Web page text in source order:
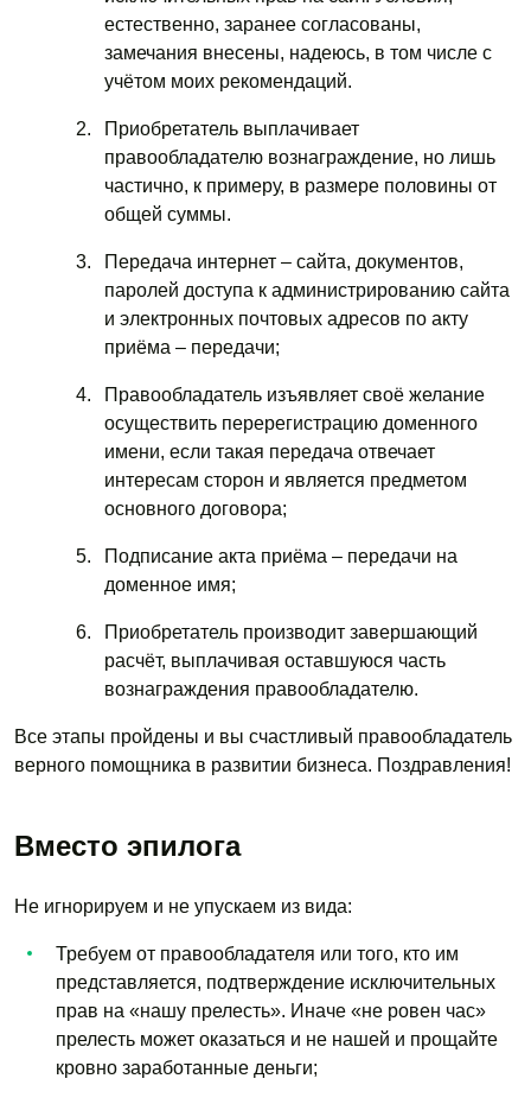
естественно, заранее согласованы,
замечания внесены, надеюсь, в том числе с
учётом моих рекомендаций.
Приобретатель выплачивает
правообладателю вознаграждение, но лишь
частично, к примеру, в размере половины от
общей суммы.
Передача интернет – сайта, документов,
паролей доступа к администрированию сайта
и электронных почтовых адресов по акту
приёма – передачи;
Правообладатель изъявляет своё желание
осуществить перерегистрацию доменного
имени, если такая передача отвечает
интересам сторон и является предметом
основного договора;
Подписание акта приёма – передачи на
доменное имя;
Приобретатель производит завершающий
расчёт, выплачивая оставшуюся часть
вознаграждения правообладателю.
Все этапы пройдены и вы счастливый правообладатель
верного помощника в развитии бизнеса. Поздравления!
Вместо эпилога
Не игнорируем и не упускаем из вида:
Требуем от правообладателя или того, кто им
представляется, подтверждение исключительных
прав на «нашу прелесть». Иначе «не ровен час»
прелесть может оказаться и не нашей и прощайте
кровно заработанные деньги;